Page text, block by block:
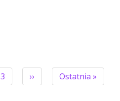
Strona
3
Następna
strona
››
Ostatnia
strona
Ostatnia »